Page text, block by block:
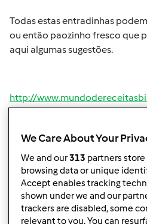
Todas estas entradinhas
ou então paozinho fresco que
aqui algumas sugestões.
http://
rustico.html
http://
saloio.html
We Care About Your
We and our313 partners
browsing data or unique
Accept enables tracking
shown under we and our
trackers are disabled, some
relevant to you. You can